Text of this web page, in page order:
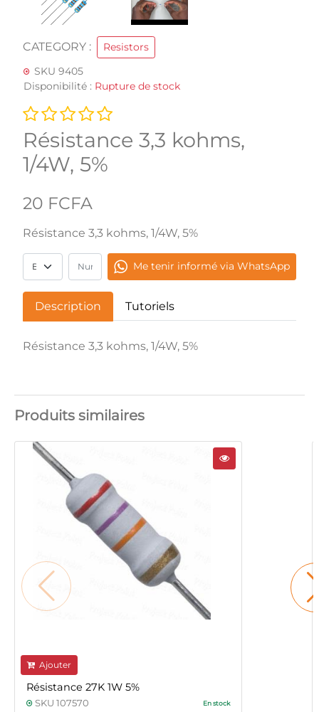
CATEGORY :
Resistors
SKU 9405
Disponibilité : Rupture de stock
Résistance 3,3 kohms,
1/4W, 5%
20 FCFA
Résistance 3,3 kohms, 1/4W, 5%
Me tenir informé via WhatsApp
Description Tutoriels
Résistance 3,3 kohms, 1/4W, 5%
Produits similaires
Ajouter
Résistance 27K 1W 5%
SKU 107570 En stock